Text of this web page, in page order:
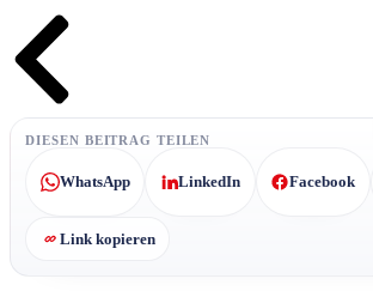
DIESEN BEITRAG TEILEN
WhatsApp LinkedIn Facebook
Link kopieren